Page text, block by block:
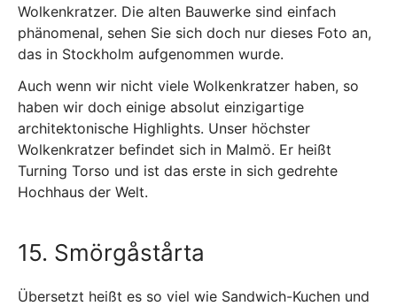
Wolkenkratzer. Die alten Bauwerke sind einfach
phänomenal, sehen Sie sich doch nur dieses Foto an,
das in Stockholm aufgenommen wurde.
Auch wenn wir nicht viele Wolkenkratzer haben, so
haben wir doch einige absolut einzigartige
architektonische Highlights. Unser höchster
Wolkenkratzer befindet sich in Malmö. Er heißt
Turning Torso und ist das erste in sich gedrehte
Hochhaus der Welt.
15. Smörgåstårta
Übersetzt heißt es so viel wie Sandwich-Kuchen und